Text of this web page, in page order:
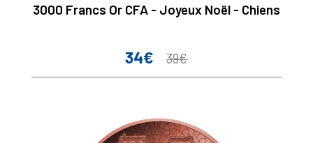
3000 Francs Or CFA - Joyeux Noël - Chiens
Prix
34€
Prix
39€